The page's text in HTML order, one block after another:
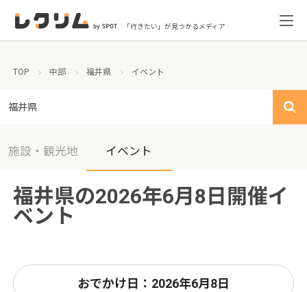
「行きたい」が見つかるメディア
TOP 中部 福井県 イベント
福井県
施設・観光地 イベント
福井県の2026年6月8日開催イ
ベント
おでかけ日：2026年6月8日